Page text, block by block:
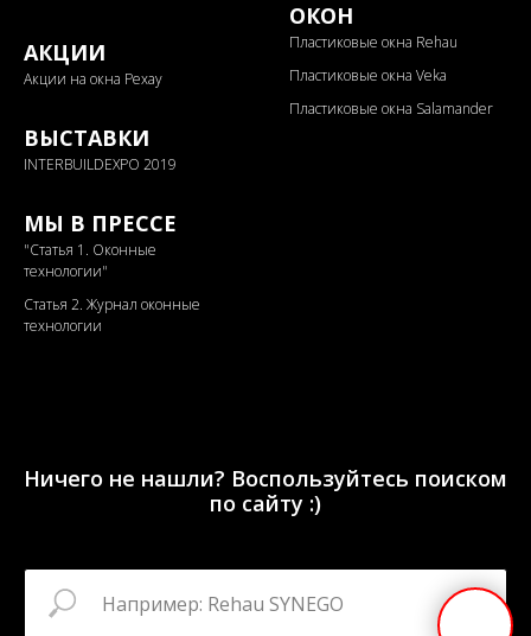
АКЦИИ
Акции на окна Рехау
ВЫСТАВКИ
INTERBUILDEXPO 2019
МЫ В ПРЕССЕ
"Статья 1. Оконные
технологии"
Статья 2. Журнал оконные
технологии
ОКОН
Пластиковые окна Rehau
Пластиковые окна Veka
Пластиковые окна Salamander
Ничего не нашли? Воспользуйтесь поиском
по сайту :)